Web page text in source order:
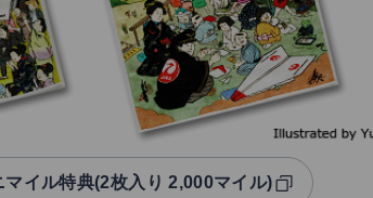
イル特典(2枚入り 2,000マイル)